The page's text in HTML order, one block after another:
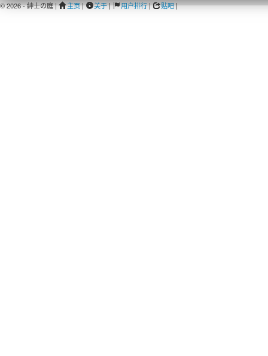
© 2026 - 紳士の庭 | 主页| 关于| 用户排行| 贴吧|